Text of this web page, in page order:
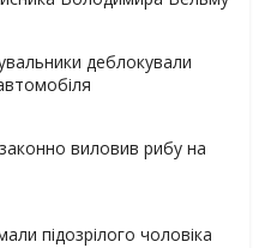
деблокували
виловив рибу на
підозрілого чоловіка